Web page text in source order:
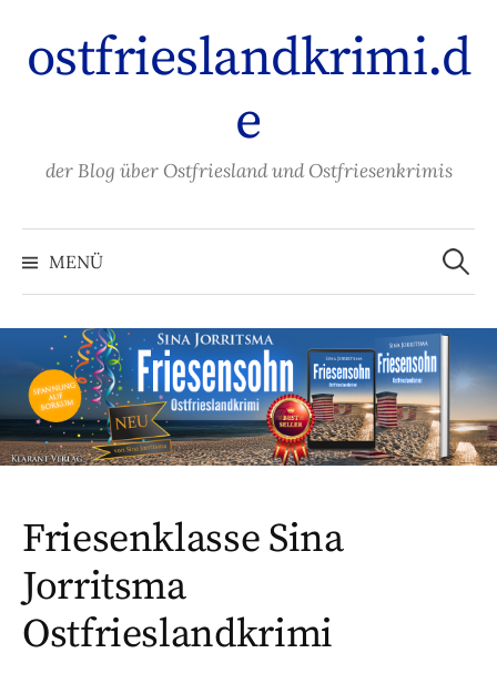
Inhalt
überspringen
ostfrieslandkrimi.d
e
der Blog über Ostfriesland und Ostfriesenkrimis
MENÜ
Suchen
nach:
Friesenklasse Sina
Jorritsma
Ostfrieslandkrimi